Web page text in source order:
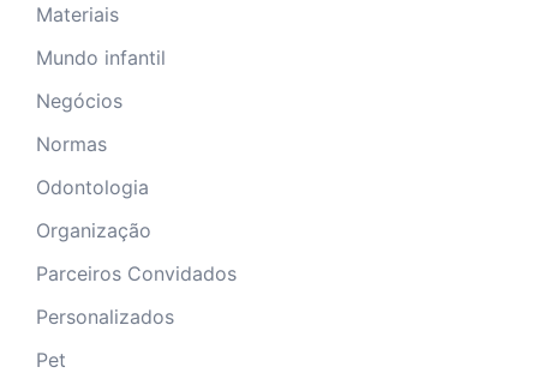
Materiais
Mundo infantil
Negócios
Normas
Odontologia
Organização
Parceiros Convidados
Personalizados
Pet